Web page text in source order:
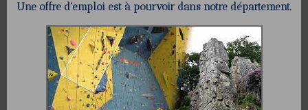
Une offre d'emploi est à pourvoir dans notre département.